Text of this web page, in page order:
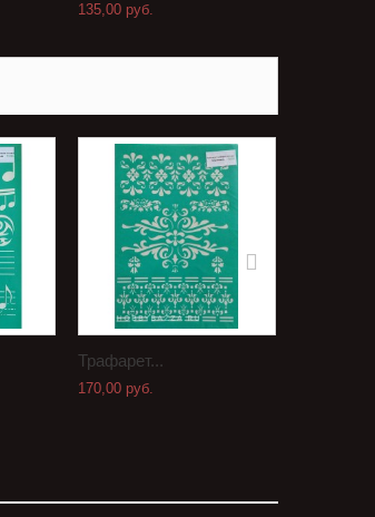
135,00 руб.
Трафарет...
170,00 руб.